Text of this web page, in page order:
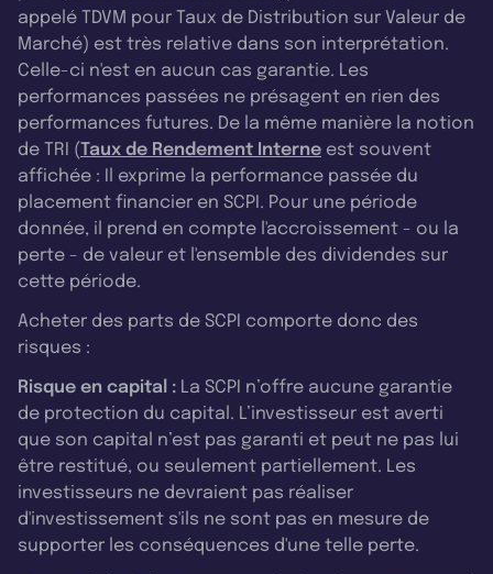
appelé TDVM pour Taux de Distribution sur Valeur de
Marché) est très relative dans son interprétation.
Celle-ci n'est en aucun cas garantie. Les
performances passées ne présagent en rien des
performances futures. De la même manière la notion
de TRI (Taux de Rendement Interne est souvent
affichée : Il exprime la performance passée du
placement financier en SCPI. Pour une période
donnée, il prend en compte l'accroissement - ou la
perte - de valeur et l'ensemble des dividendes sur
cette période.
Acheter des parts de SCPI comporte donc des
risques :
Risque en capital : La SCPI n’offre aucune garantie
de protection du capital. L’investisseur est averti
que son capital n’est pas garanti et peut ne pas lui
être restitué, ou seulement partiellement. Les
investisseurs ne devraient pas réaliser
d'investissement s'ils ne sont pas en mesure de
supporter les conséquences d'une telle perte.